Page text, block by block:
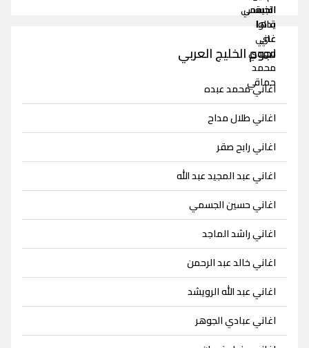
نجوم الخليج العربي
اغاني محمد عبده
اغاني طلال مداح
اغاني رابح صقر
اغاني عبد المجيد عبد الله
اغاني حسين الجسمي
اغاني راشد الماجد
اغاني خالد عبد الرحمن
اغاني عبد الله الرويشد
اغاني عبادي الجوهر